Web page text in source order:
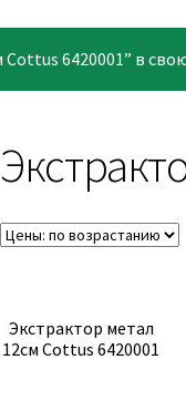
6420001” в
Экстрактор метал
12см Cottus 6420001